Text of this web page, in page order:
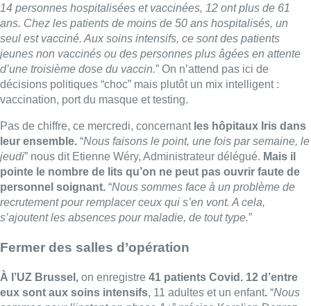
14 personnes hospitalisées et vaccinées, 12 ont plus de 61
ans. Chez les patients de moins de 50 ans hospitalisés, un
seul est vacciné. Aux soins intensifs, ce sont des patients
jeunes non vaccinés ou des personnes plus âgées en attente
d’une troisième dose du vaccin.” On n’attend pas ici de
décisions politiques “choc” mais plutôt un mix intelligent :
vaccination, port du masque et testing.
Pas de chiffre, ce mercredi, concernant les hôpitaux Iris dans
leur ensemble. “Nous faisons le point, une fois par semaine, le
jeudi” nous dit Etienne Wéry, Administrateur délégué. Mais il
pointe le nombre de lits qu’on ne peut pas ouvrir faute de
personnel soignant. “Nous sommes face à un problème de
recrutement pour remplacer ceux qui s’en vont. A cela,
s’ajoutent les absences pour maladie, de tout type.”
Fermer des salles d’opération
À l’UZ Brussel, on enregistre 41 patients Covid. 12 d’entre
eux sont aux soins intensifs, 11 adultes et un enfant. “Nous